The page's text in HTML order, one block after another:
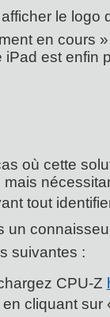
afficher le
en cours
est enfin
où cette
mais
tout
un
suivantes :
CPU-Z
cliquant sur